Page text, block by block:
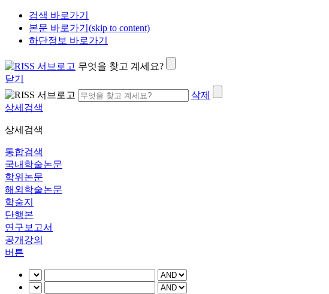
검색 바로가기
본문 바로가기(skip to content)
하단정보 바로가기
무엇을 찾고 계세요?
닫기
삭제
상세검색
상세검색
통합검색
국내학술논문
학위논문
해외학술논문
학술지
단행본
연구보고서
공개강의
버튼